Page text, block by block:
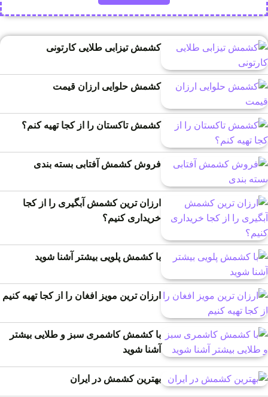
کشمش تیزابی طلایی کارتونی
کشمش حلوایی ارزان قیمت
کشمش تاکستان را از کجا تهیه کنم؟
فروش کشمش آفتابی بسته بندی
ارزان ترین کشمش آبگیری را از کجا
خریداری کنیم؟
با کشمش پلویی بیشتر آشنا شوید
ارزان ترین مویز افغان را از کجا تهیه کنیم
با کشمش کاشمری سبز و طلایی بیشتر
آشنا شوید
بهترین کشمش در ایران